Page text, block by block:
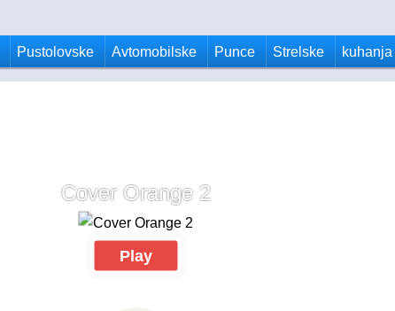
Pustolovske Avtomobilske Punce Strelske kuhanja
Cover Orange 2
Play